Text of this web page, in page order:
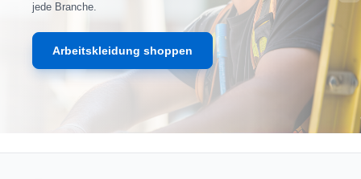
jede Branche.
Arbeitskleidung shoppen
Arbeitskleidung |